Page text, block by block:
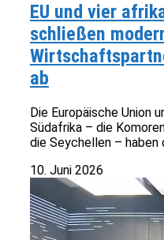
EU und vier
schließen
ab
Die Europäische Union
Südafrika – die
die Seychellen – haben
10. Juni 2026